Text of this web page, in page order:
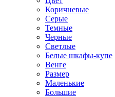
Коричневые
Серые
Темные
Черные
Светлые
Белые шкафы-купе
Венге
Размер
Маленькие
Большие